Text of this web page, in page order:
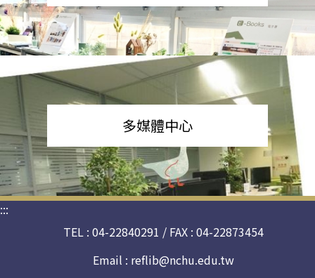
多媒體中心
:::
TEL : 04-22840291 / FAX : 04-22873454
Email : reflib@nchu.edu.tw